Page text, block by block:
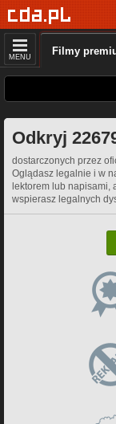
MENU Filmy
Odkryj
dostarczonych przez
Oglądasz legalnie i w
lektorem lub napisami,
wspierasz legalnych